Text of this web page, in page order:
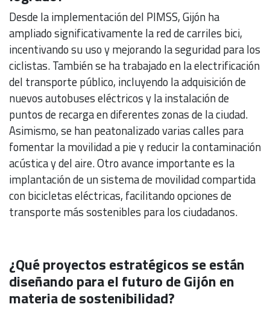
Desde la implementación del PIMSS, Gijón ha
ampliado significativamente la red de carriles bici,
incentivando su uso y mejorando la seguridad para los
ciclistas. También se ha trabajado en la electrificación
del transporte público, incluyendo la adquisición de
nuevos autobuses eléctricos y la instalación de
puntos de recarga en diferentes zonas de la ciudad.
Asimismo, se han peatonalizado varias calles para
fomentar la movilidad a pie y reducir la contaminación
acústica y del aire. Otro avance importante es la
implantación de un sistema de movilidad compartida
con bicicletas eléctricas, facilitando opciones de
transporte más sostenibles para los ciudadanos.
¿Qué proyectos estratégicos se están
diseñando para el futuro de Gijón en
materia de sostenibilidad?